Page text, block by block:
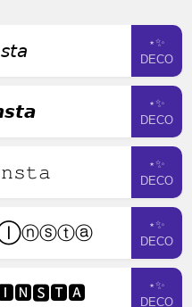
⋆✨
DECO
⋆✨
DECO
⋆✨
DECO
⋆✨
DECO
⋆✨
DECO